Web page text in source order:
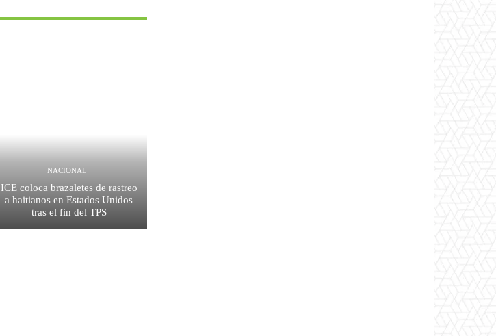
NACIONAL
ICE coloca brazaletes de rastreo
a haitianos en Estados Unidos
tras el fin del TPS